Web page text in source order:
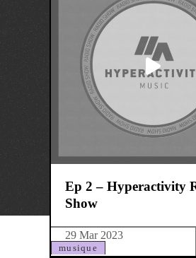
musique
Ep 2 – Hyperactivity
Show
29 Mar 2023